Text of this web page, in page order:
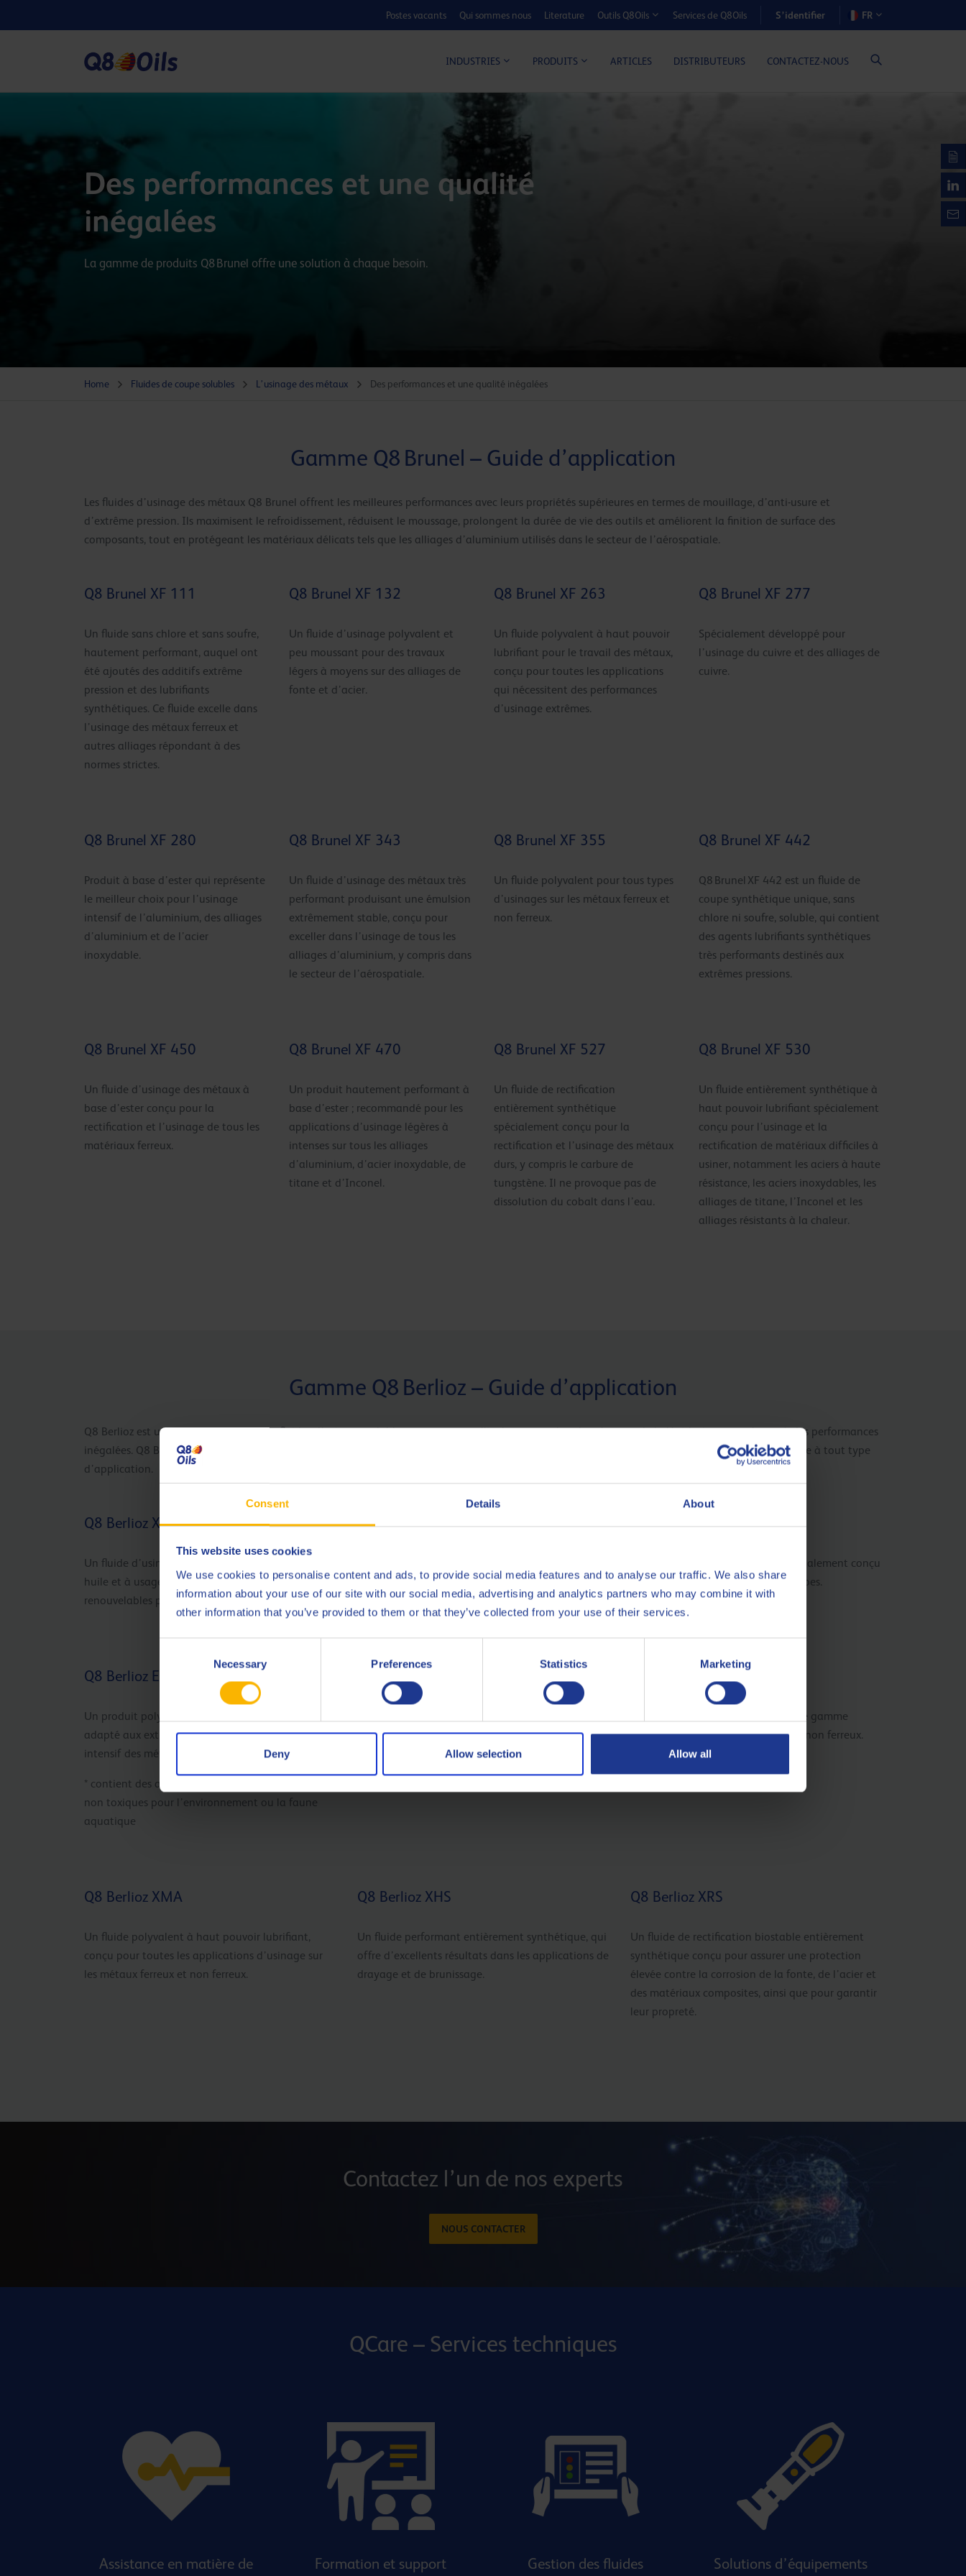
Consent Details About
This website uses cookies
We use cookies to personalise content and ads, to provide social media features and to analyse our traffic. We also share
information about your use of our site with our social media, advertising and analytics partners who may combine it with
other information that you’ve provided to them or that they’ve collected from your use of their services.
Necessary Preferences Statistics Marketing
Deny Allow selection Allow all
Postes vacants Qui sommes nous Literature Outils Q8Oils Services de Q8Oils S’identifier FR
INDUSTRIES PRODUITS ARTICLES DISTRIBUTEURS CONTACTEZ-NOUS
Des performances et une qualité
inégalées
La gamme de produits Q8 Brunel offre une solution à chaque besoin.
Home Fluides de coupe solubles L’usinage des métaux Des performances et une qualité inégalées
Gamme Q8 Brunel – Guide d’application
Les fluides d’usinage des métaux Q8 Brunel offrent les meilleures performances avec leurs propriétés supérieures en termes de mouillage, d’anti-usure et
d’extrême pression. Ils maximisent le refroidissement, réduisent le moussage, prolongent la durée de vie des outils et améliorent la finition de surface des
composants, tout en protégeant les matériaux délicats tels que les alliages d’aluminium utilisés dans le secteur de l’aérospatiale.
Q8 Brunel XF 111
Un fluide sans chlore et sans soufre,
hautement performant, auquel ont
été ajoutés des additifs extrême
pression et des lubrifiants
synthétiques. Ce fluide excelle dans
l’usinage des métaux ferreux et
autres alliages répondant à des
normes strictes.
Q8 Brunel XF 132
Un fluide d’usinage polyvalent et
peu moussant pour des travaux
légers à moyens sur des alliages de
fonte et d’acier.
Q8 Brunel XF 263
Un fluide polyvalent à haut pouvoir
lubrifiant pour le travail des métaux,
conçu pour toutes les applications
qui nécessitent des performances
d’usinage extrêmes.
Q8 Brunel XF 277
Spécialement développé pour
l’usinage du cuivre et des alliages de
cuivre.
Q8 Brunel XF 280
Produit à base d’ester qui représente
le meilleur choix pour l’usinage
intensif de l’aluminium, des alliages
d’aluminium et de l’acier
inoxydable.
Q8 Brunel XF 343
Un fluide d’usinage des métaux très
performant produisant une émulsion
extrêmement stable, conçu pour
exceller dans l’usinage de tous les
alliages d’aluminium, y compris dans
le secteur de l’aérospatiale.
Q8 Brunel XF 355
Un fluide polyvalent pour tous types
d’usinages sur les métaux ferreux et
non ferreux.
Q8 Brunel XF 442
Q8 Brunel XF 442 est un fluide de
coupe synthétique unique, sans
chlore ni soufre, soluble, qui contient
des agents lubrifiants synthétiques
très performants destinés aux
extrêmes pressions.
Q8 Brunel XF 450
Un fluide d’usinage des métaux à
base d’ester conçu pour la
rectification et l’usinage de tous les
matériaux ferreux.
Q8 Brunel XF 470
Un produit hautement performant à
base d’ester ; recommandé pour les
applications d’usinage légères à
intenses sur tous les alliages
d’aluminium, d’acier inoxydable, de
titane et d’Inconel.
Q8 Brunel XF 527
Un fluide de rectification
entièrement synthétique
spécialement conçu pour la
rectification et l’usinage des métaux
durs, y compris le carbure de
tungstène. Il ne provoque pas de
dissolution du cobalt dans l’eau.
Q8 Brunel XF 530
Un fluide entièrement synthétique à
haut pouvoir lubrifiant spécialement
conçu pour l’usinage et la
rectification de matériaux difficiles à
usiner, notamment les aciers à haute
résistance, les aciers inoxydables, les
alliages de titane, l’Inconel et les
alliages résistants à la chaleur.
Gamme Q8 Berlioz – Guide d’application
Q8 Berlioz est une gamme complète de fluides d’usinage solubles, conçue pour allier les normes les plus récentes de la législation européenne à des performances
inégalées. Q8 Berlioz est une gamme complète de produits qui exploite les dernières technologies en matière d’additifs et est conçue pour répondre à tout type
d’application.
Q8 Berlioz XMR
Un fluide d’usinage sans bore, à haute teneur en
huile et à usage général, composé de matériaux
renouvelables pour l’usinage léger à moyen.
Q8 Berlioz XRC
financièrement abordable pour la rectification et
l’usinage de la fonte et des alliages d’acier.
Q8 Berlioz XAD
Un lubrifiant semi-synthétique spécialement conçu
pour le formage et l’usinage des tubes.
Q8 Berlioz EPS *
Un produit polyvalent hautement performant,
adapté aux extrêmes pressions, pour l’usinage
intensif des métaux ferreux et non ferreux.
* contient des additifs chlorés extrême pression
non toxiques pour l’environnement ou la faune
aquatique
des travaux légers à moyens sur des alliages de
Un fluide polyvalent pour toute une gamme
d’usinage sur les métaux ferreux et non ferreux.
Q8 Berlioz XMA
Un fluide polyvalent à haut pouvoir lubrifiant,
conçu pour toutes les applications d’usinage sur
les métaux ferreux et non ferreux.
Q8 Berlioz XHS
Un fluide performant entièrement synthétique, qui
offre d’excellents résultats dans les applications de
drayage et de brunissage.
Q8 Berlioz XRS
Un fluide de rectification biostable entièrement
synthétique conçu pour assurer une protection
élevée contre la corrosion de la fonte, de l’acier et
des matériaux composites, ainsi que pour garantir
leur propreté.
Contactez l’un de nos experts
NOUS CONTACTER
QCare – Services techniques
Assistance en matière de
Formation et support
Gestion des fluides Solutions d’équipements